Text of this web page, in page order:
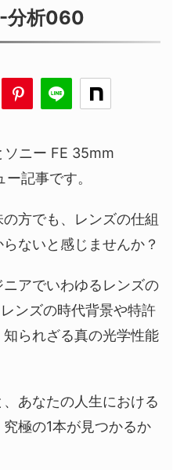
分析060
ソニー FE 35mm
記事です。
方でも、レンズの仕組
ないと感じませんか？
アでいわゆるレンズの
ンズの時代背景や特許
られざる真の光学性能
あなたの人生における
極の1本が見つかるか